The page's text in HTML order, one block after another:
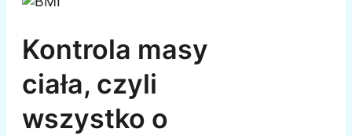
Kontrola masy
ciała, czyli
wszystko o